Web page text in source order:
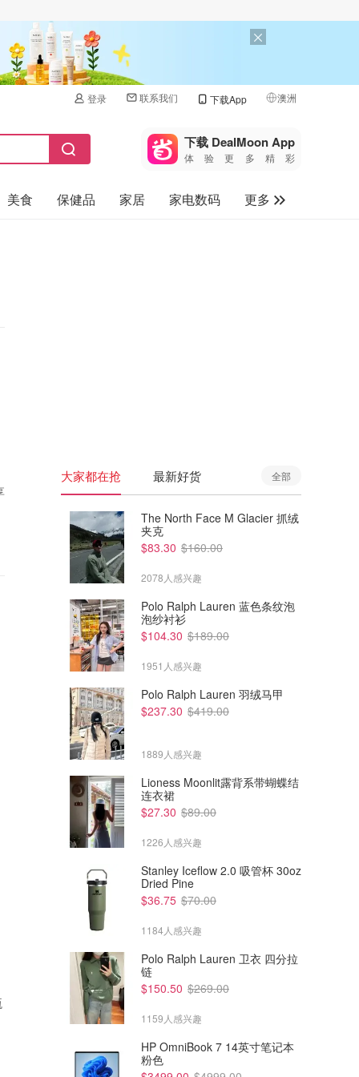
登录 联系我们 下载App 澳洲
🇺🇸
🇨🇳 中国
🇨🇦加拿大
下载 DealMoon App
体验更多精彩
美食 保健品 家居 家电数码
更多
Stanley ProTour Flip Straw 30
$70.00
保温瓶
大家都在抢 最新好货 全部
The North Face M Glacier 抓绒
夹克
$83.30 $160.00
2078人感兴趣
Polo Ralph Lauren 蓝色条纹泡
泡纱衬衫
$104.30 $189.00
1951人感兴趣
Polo Ralph Lauren 羽绒马甲
$237.30 $419.00
1889人感兴趣
Lioness Moonlit露背系带蝴蝶结
连衣裙
$27.30 $89.00
1226人感兴趣
Stanley Iceflow 2.0 吸管杯 30oz
Dried Pine
$36.75 $70.00
1184人感兴趣
Polo Ralph Lauren 卫衣 四分拉
链
$150.50 $269.00
1159人感兴趣
HP OmniBook 7 14英寸笔记本
粉色